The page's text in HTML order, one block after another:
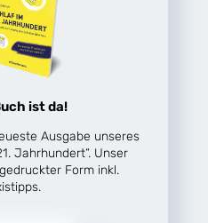
ist da!
Ausgabe unseres
Jahrhundert“. Unser
Form inkl.